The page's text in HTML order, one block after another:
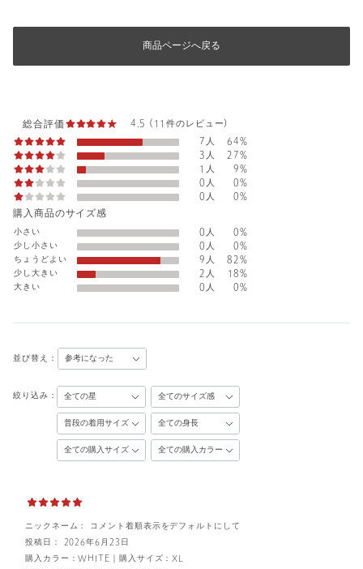
商品ページへ戻る
総合評価
4.5 (11件のレビュー)
7人
64%
3人
27%
1人
9%
0人
0%
0人
0%
購入商品のサイズ感
小さい 0人
0%
少し小さい
0人
0%
ちょうどよい
9人
82%
少し大きい
2人
18%
大きい
0人 0%
並び替え：
絞り込み：
ニックネーム： コメント着順表示をデフォルトにして
投稿日： 2026年6月23日
購入サイズ：XL
購入カラー：WHITE